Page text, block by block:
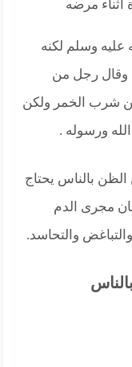
اثناء مرضه
وسلم لكنه
وقال رجل من
من شرب الخمر ولكن
ورسوله .
بالناس يحتاج
مجرى الدم
والتحاسد.